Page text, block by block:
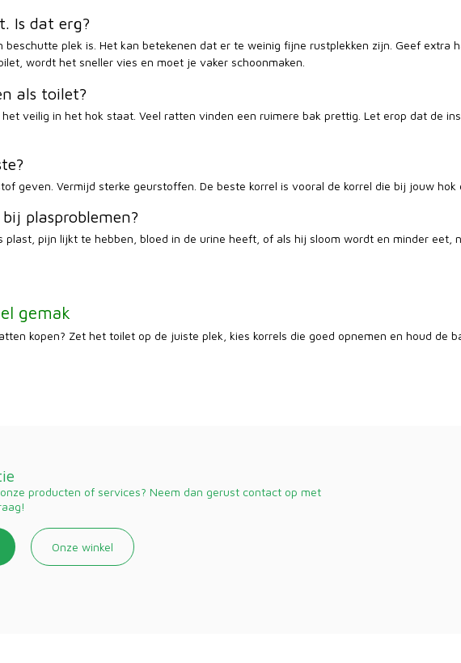
Is dat erg?
plek is. Het kan betekenen dat er te weinig fijne rustplekken zijn. Geef extra
wordt het sneller vies en moet je vaker schoonmaken.
als toilet?
veilig in het hok staat. Veel ratten vinden een ruimere bak prettig. Let erop dat de
geven. Vermijd sterke geurstoffen. De beste korrel is vooral de korrel die bij jouw
plasproblemen?
plast, pijn lijkt te hebben, bloed in de urine heeft, of als hij sloom wordt en minder
gemak
kopen? Zet het toilet op de juiste plek, kies korrels die goed opnemen en houd de
producten of services? Neem dan gerust contact op met
Onze winkel